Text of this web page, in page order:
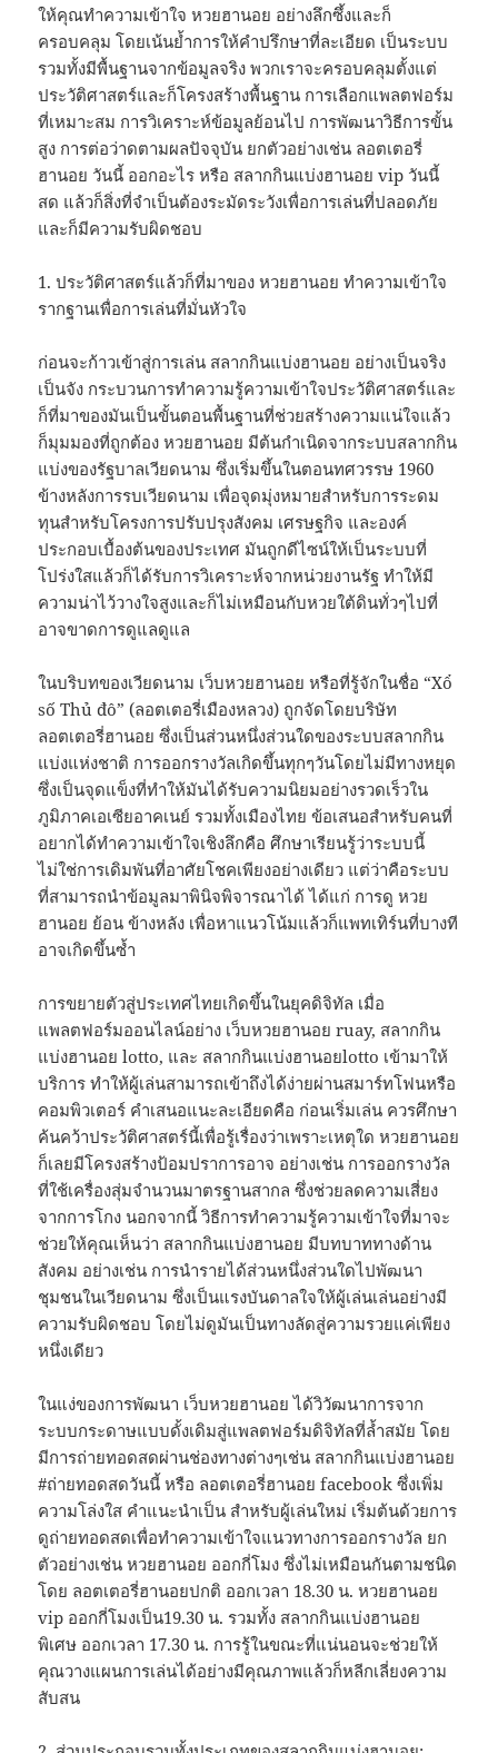
ให้คุณทำความเข้าใจ หวยฮานอย อย่างลึกซึ้งและก็
ครอบคลุม โดยเน้นย้ำการให้คำปรึกษาที่ละเอียด เป็นระบบ
รวมทั้งมีพื้นฐานจากข้อมูลจริง พวกเราจะครอบคลุมตั้งแต่
ประวัติศาสตร์และก็โครงสร้างพื้นฐาน การเลือกแพลตฟอร์ม
ที่เหมาะสม การวิเคราะห์ข้อมูลย้อนไป การพัฒนาวิธีการขั้น
สูง การต่อว่าดตามผลปัจจุบัน ยกตัวอย่างเช่น ลอตเตอรี่
ฮานอย วันนี้ ออกอะไร หรือ สลากกินแบ่งฮานอย vip วันนี้
สด แล้วก็สิ่งที่จำเป็นต้องระมัดระวังเพื่อการเล่นที่ปลอดภัย
และก็มีความรับผิดชอบ
1. ประวัติศาสตร์แล้วก็ที่มาของ หวยฮานอย ทำความเข้าใจ
รากฐานเพื่อการเล่นที่มั่นหัวใจ
ก่อนจะก้าวเข้าสู่การเล่น สลากกินแบ่งฮานอย อย่างเป็นจริง
เป็นจัง กระบวนการทำความรู้ความเข้าใจประวัติศาสตร์และ
ก็ที่มาของมันเป็นขั้นตอนพื้นฐานที่ช่วยสร้างความแน่ใจแล้ว
ก็มุมมองที่ถูกต้อง หวยฮานอย มีต้นกำเนิดจากระบบสลากกิน
แบ่งของรัฐบาลเวียดนาม ซึ่งเริ่มขึ้นในตอนทศวรรษ 1960
ข้างหลังการรบเวียดนาม เพื่อจุดมุ่งหมายสำหรับการระดม
ทุนสำหรับโครงการปรับปรุงสังคม เศรษฐกิจ และองค์
ประกอบเบื้องต้นของประเทศ มันถูกดีไซน์ให้เป็นระบบที่
โปร่งใสแล้วก็ได้รับการวิเคราะห์จากหน่วยงานรัฐ ทำให้มี
ความน่าไว้วางใจสูงและก็ไม่เหมือนกับหวยใต้ดินทั่วๆไปที่
อาจขาดการดูแลดูแล
ในบริบทของเวียดนาม เว็บหวยฮานอย หรือที่รู้จักในชื่อ “Xổ
số Thủ đô” (ลอตเตอรี่เมืองหลวง) ถูกจัดโดยบริษัท
ลอตเตอรี่ฮานอย ซึ่งเป็นส่วนหนึ่งส่วนใดของระบบสลากกิน
แบ่งแห่งชาติ การออกรางวัลเกิดขึ้นทุกๆวันโดยไม่มีทางหยุด
ซึ่งเป็นจุดแข็งที่ทำให้มันได้รับความนิยมอย่างรวดเร็วใน
ภูมิภาคเอเซียอาคเนย์ รวมทั้งเมืองไทย ข้อเสนอสำหรับคนที่
อยากได้ทำความเข้าใจเชิงลึกคือ ศึกษาเรียนรู้ว่าระบบนี้
ไม่ใช่การเดิมพันที่อาศัยโชคเพียงอย่างเดียว แต่ว่าคือระบบ
ที่สามารถนำข้อมูลมาพินิจพิจารณาได้ ได้แก่ การดู หวย
ฮานอย ย้อน ข้างหลัง เพื่อหาแนวโน้มแล้วก็แพทเทิร์นที่บางที
อาจเกิดขึ้นซ้ำ
การขยายตัวสู่ประเทศไทยเกิดขึ้นในยุคดิจิทัล เมื่อ
แพลตฟอร์มออนไลน์อย่าง เว็บหวยฮานอย ruay, สลากกิน
แบ่งฮานอย lotto, และ สลากกินแบ่งฮานอยlotto เข้ามาให้
บริการ ทำให้ผู้เล่นสามารถเข้าถึงได้ง่ายผ่านสมาร์ทโฟนหรือ
คอมพิวเตอร์ คำเสนอแนะละเอียดคือ ก่อนเริ่มเล่น ควรศึกษา
ค้นคว้าประวัติศาสตร์นี้เพื่อรู้เรื่องว่าเพราะเหตุใด หวยฮานอย
ก็เลยมีโครงสร้างป้อมปราการอาจ อย่างเช่น การออกรางวัล
ที่ใช้เครื่องสุ่มจำนวนมาตรฐานสากล ซึ่งช่วยลดความเสี่ยง
จากการโกง นอกจากนี้ วิธีการทำความรู้ความเข้าใจที่มาจะ
ช่วยให้คุณเห็นว่า สลากกินแบ่งฮานอย มีบทบาททางด้าน
สังคม อย่างเช่น การนำรายได้ส่วนหนึ่งส่วนใดไปพัฒนา
ชุมชนในเวียดนาม ซึ่งเป็นแรงบันดาลใจให้ผู้เล่นเล่นอย่างมี
ความรับผิดชอบ โดยไม่ดูมันเป็นทางลัดสู่ความรวยแค่เพียง
หนึ่งเดียว
ในแง่ของการพัฒนา เว็บหวยฮานอย ได้วิวัฒนาการจาก
ระบบกระดาษแบบดั้งเดิมสู่แพลตฟอร์มดิจิทัลที่ล้ำสมัย โดย
มีการถ่ายทอดสดผ่านช่องทางต่างๆเช่น สลากกินแบ่งฮานอย
#ถ่ายทอดสดวันนี้ หรือ ลอตเตอรี่ฮานอย facebook ซึ่งเพิ่ม
ความโล่งใส คำแนะนำเป็น สำหรับผู้เล่นใหม่ เริ่มต้นด้วยการ
ดูถ่ายทอดสดเพื่อทำความเข้าใจแนวทางการออกรางวัล ยก
ตัวอย่างเช่น หวยฮานอย ออกกี่โมง ซึ่งไม่เหมือนกันตามชนิด
โดย ลอตเตอรี่ฮานอยปกติ ออกเวลา 18.30 น. หวยฮานอย
vip ออกกี่โมงเป็น19.30 น. รวมทั้ง สลากกินแบ่งฮานอย
พิเศษ ออกเวลา 17.30 น. การรู้ในขณะที่แน่นอนจะช่วยให้
คุณวางแผนการเล่นได้อย่างมีคุณภาพแล้วก็หลีกเลี่ยงความ
สับสน